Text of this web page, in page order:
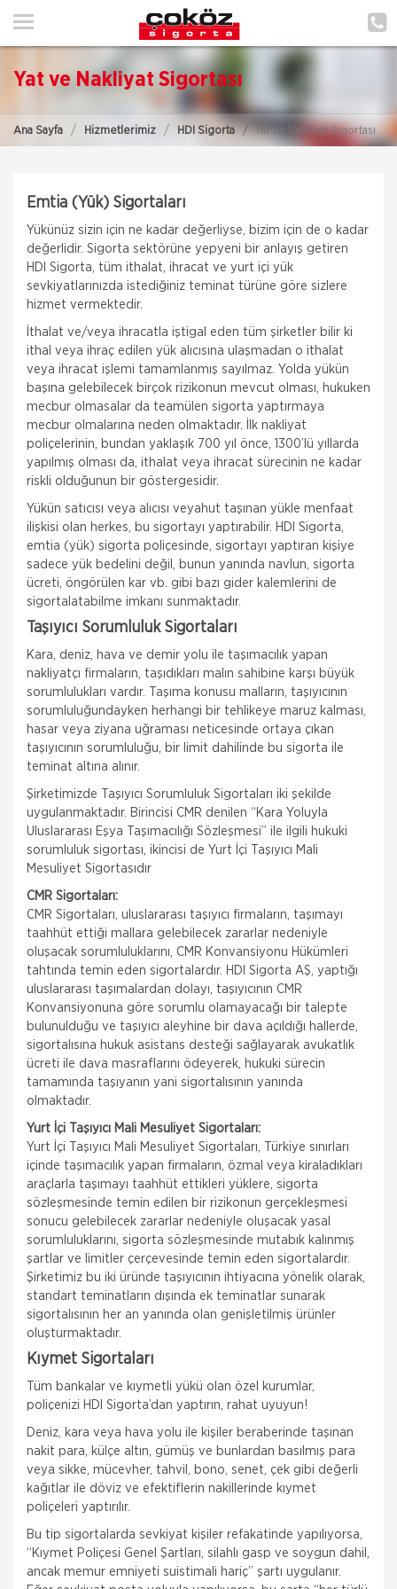
ANA SAYFA
POLIÇE HATIRLAT
MÜŞTERI GIRIŞI
Yat ve Nakliyat Sigortası
Ana Sayfa Hizmetlerimiz HDI Sigorta Yat ve Nakliyat Sigortası
Emtia (Yük) Sigortaları
Yükünüz sizin için ne kadar değerliyse, bizim için de o kadar
değerlidir. Sigorta sektörüne yepyeni bir anlayış getiren
HDI Sigorta, tüm ithalat, ihracat ve yurt içi yük
sevkiyatlarınızda istediğiniz teminat türüne göre sizlere
hizmet vermektedir.
İthalat ve/veya ihracatla iştigal eden tüm şirketler bilir ki
ithal veya ihraç edilen yük alıcısına ulaşmadan o ithalat
veya ihracat işlemi tamamlanmış sayılmaz. Yolda yükün
başına gelebilecek birçok rizikonun mevcut olması, hukuken
mecbur olmasalar da teamülen sigorta yaptırmaya
mecbur olmalarına neden olmaktadır. İlk nakliyat
poliçelerinin, bundan yaklaşık 700 yıl önce, 1300’lü yıllarda
yapılmış olması da, ithalat veya ihracat sürecinin ne kadar
riskli olduğunun bir göstergesidir.
Yükün satıcısı veya alıcısı veyahut taşınan yükle menfaat
ilişkisi olan herkes, bu sigortayı yaptırabilir. HDI Sigorta,
emtia (yük) sigorta poliçesinde, sigortayı yaptıran kişiye
sadece yük bedelini değil, bunun yanında navlun, sigorta
ücreti, öngörülen kar vb. gibi bazı gider kalemlerini de
sigortalatabilme imkanı sunmaktadır.
Taşıyıcı Sorumluluk Sigortaları
Kara, deniz, hava ve demir yolu ile taşımacılık yapan
nakliyatçı firmaların, taşıdıkları malın sahibine karşı büyük
sorumlulukları vardır. Taşıma konusu malların, taşıyıcının
sorumluluğundayken herhangi bir tehlikeye maruz kalması,
hasar veya ziyana uğraması neticesinde ortaya çıkan
taşıyıcının sorumluluğu, bir limit dahilinde bu sigorta ile
teminat altına alınır.
Şirketimizde Taşıyıcı Sorumluluk Sigortaları iki şekilde
uygulanmaktadır. Birincisi CMR denilen “Kara Yoluyla
Uluslararası Eşya Taşımacılığı Sözleşmesi” ile ilgili hukuki
sorumluluk sigortası, ikincisi de Yurt İçi Taşıyıcı Mali
Mesuliyet Sigortasıdır
CMR Sigortaları:
CMR Sigortaları, uluslararası taşıyıcı firmaların, taşımayı
taahhüt ettiği mallara gelebilecek zararlar nedeniyle
oluşacak sorumluluklarını, CMR Konvansiyonu Hükümleri
tahtında temin eden sigortalardır. HDI Sigorta AŞ, yaptığı
uluslararası taşımalardan dolayı, taşıyıcının CMR
Konvansiyonuna göre sorumlu olamayacağı bir talepte
bulunulduğu ve taşıyıcı aleyhine bir dava açıldığı hallerde,
sigortalısına hukuk asistans desteği sağlayarak avukatlık
ücreti ile dava masraflarını ödeyerek, hukuki sürecin
tamamında taşıyanın yani sigortalısının yanında
olmaktadır.
Yurt İçi Taşıyıcı Mali Mesuliyet Sigortaları:
Yurt İçi Taşıyıcı Mali Mesuliyet Sigortaları, Türkiye sınırları
içinde taşımacılık yapan firmaların, özmal veya kiraladıkları
araçlarla taşımayı taahhüt ettikleri yüklere, sigorta
sözleşmesinde temin edilen bir rizikonun gerçekleşmesi
sonucu gelebilecek zararlar nedeniyle oluşacak yasal
sorumluluklarını, sigorta sözleşmesinde mutabık kalınmış
şartlar ve limitler çerçevesinde temin eden sigortalardır.
Şirketimiz bu iki üründe taşıyıcının ihtiyacına yönelik olarak,
standart teminatların dışında ek teminatlar sunarak
sigortalısının her an yanında olan genişletilmiş ürünler
oluşturmaktadır.
Kıymet Sigortaları
Tüm bankalar ve kıymetli yükü olan özel kurumlar,
poliçenizi HDI Sigorta’dan yaptırın, rahat uyuyun!
Deniz, kara veya hava yolu ile kişiler beraberinde taşınan
nakit para, külçe altın, gümüş ve bunlardan basılmış para
veya sikke, mücevher, tahvil, bono, senet, çek gibi değerli
kağıtlar ile döviz ve efektiflerin nakillerinde kıymet
poliçeleri yaptırılır.
Bu tip sigortalarda sevkiyat kişiler refakatinde yapılıyorsa,
“Kıymet Poliçesi Genel Şartları, silahlı gasp ve soygun dahil,
ancak memur emniyeti suistimali hariç” şartı uygulanır.